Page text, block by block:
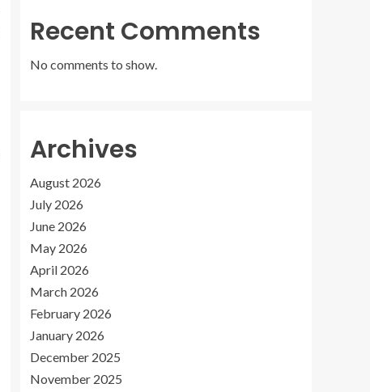
Recent Comments
No comments to show.
Archives
August 2026
July 2026
June 2026
May 2026
April 2026
March 2026
February 2026
January 2026
December 2025
November 2025